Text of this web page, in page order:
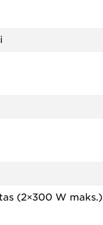
(2×300 W maks.)